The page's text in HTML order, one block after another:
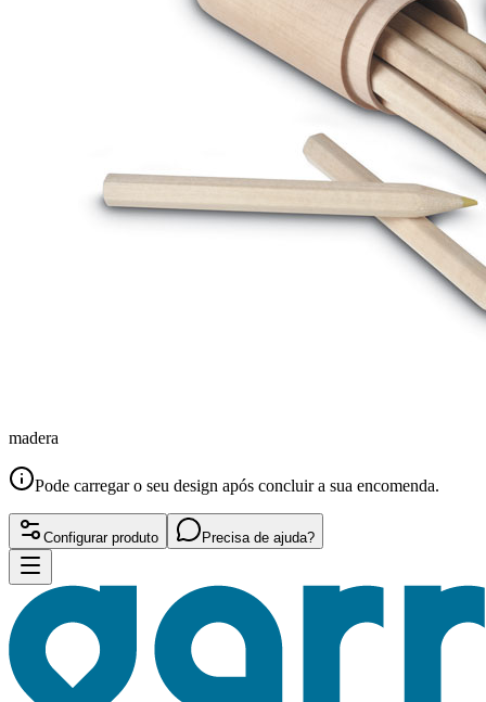
madera
Pode carregar o seu design após concluir a sua encomenda.
Configurar produto Precisa de ajuda?